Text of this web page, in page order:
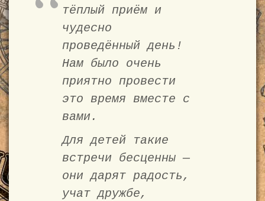
тёплый приём и
чудесно
проведённый день!
Нам было очень
приятно провести
это время вместе с
вами.
Для детей такие
встречи бесценны —
они дарят радость,
учат дружбе,